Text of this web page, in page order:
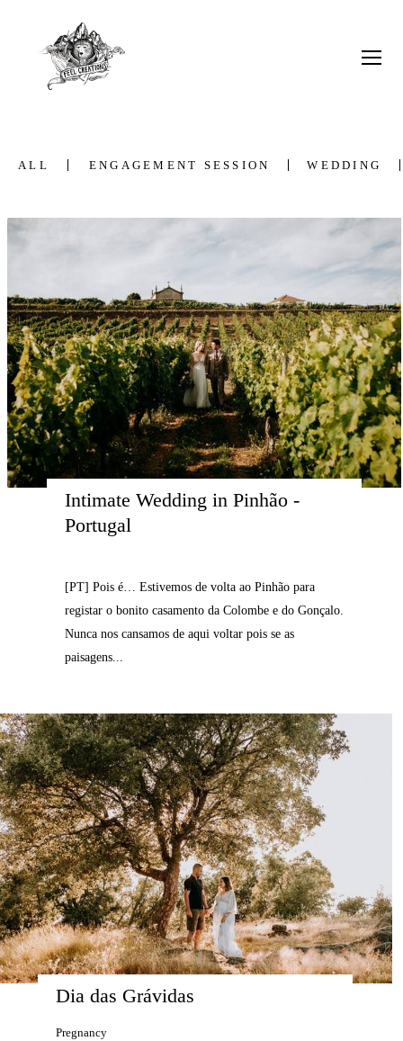
ALL ENGAGEMENT SESSION WEDDING
Intimate Wedding in Pinhão -
Portugal
[PT] Pois é… Estivemos de volta ao Pinhão para
registar o bonito casamento da Colombe e do Gonçalo.
Nunca nos cansamos de aqui voltar pois se as
paisagens...
Dia das Grávidas
Pregnancy